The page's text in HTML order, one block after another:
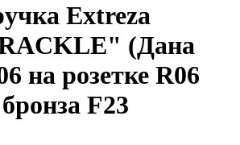
Extreza
(Дана
на розетке R06
F23